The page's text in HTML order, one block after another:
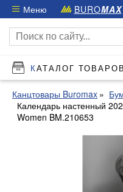
Меню BUROMAX
КАТАЛОГ ТОВАРОВ
Канцтовары Buromax
Календарь настенный
Women BM.210653